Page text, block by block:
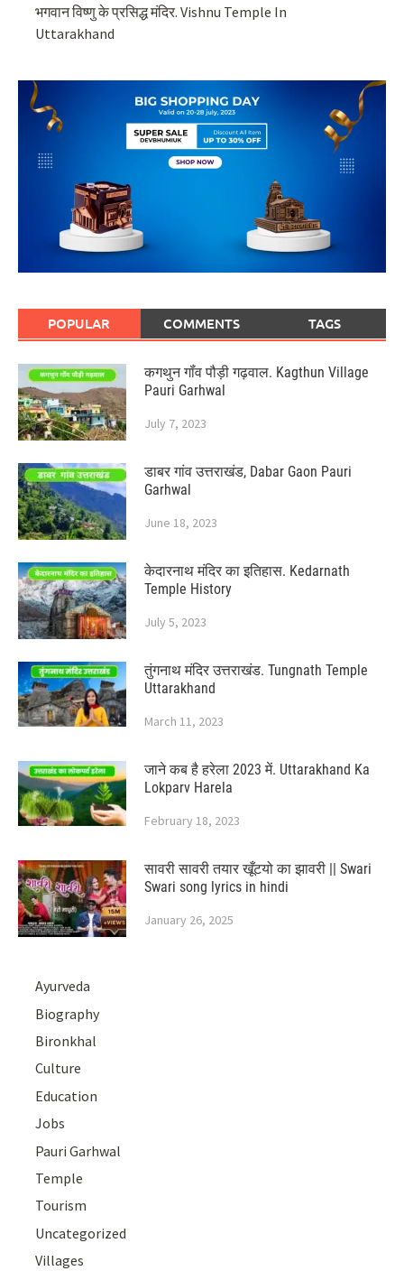
भगवान विष्णु के प्रसिद्ध मंदिर. Vishnu Temple In
Uttarakhand
POPULAR COMMENTS TAGS
कगथुन गॉंव पौड़ी गढ़वाल. Kagthun Village
Pauri Garhwal
July 7, 2023
डाबर गांव उत्तराखंड, Dabar Gaon Pauri
Garhwal
June 18, 2023
केदारनाथ मंदिर का इतिहास. Kedarnath
Temple History
July 5, 2023
तुंगनाथ मंदिर उत्तराखंड. Tungnath Temple
Uttarakhand
March 11, 2023
जाने कब है हरेला 2023 में. Uttarakhand Ka
Lokparv Harela
February 18, 2023
सावरी सावरी तयार खूँटयो का झावरी || Swari
Swari song lyrics in hindi
January 26, 2025
Ayurveda
Biography
Bironkhal
Culture
Education
Jobs
Pauri Garhwal
Temple
Tourism
Uncategorized
Villages